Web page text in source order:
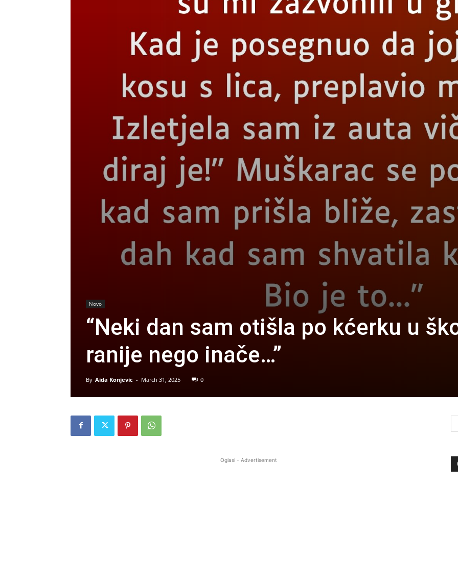
Novo
“Neki dan sam otišla po kćerku u
ranije nego inače…”
By Aida Konjevic - March 31, 2025 0
Oglasi - Advertisement